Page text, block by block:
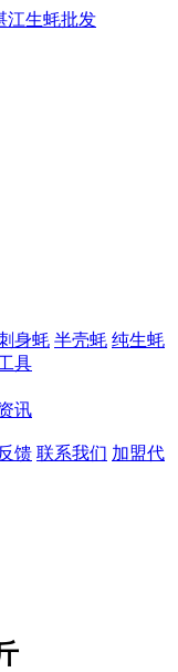
身蚝 半壳蚝 纯生蚝
具
讯
馈 联系我们 加盟代